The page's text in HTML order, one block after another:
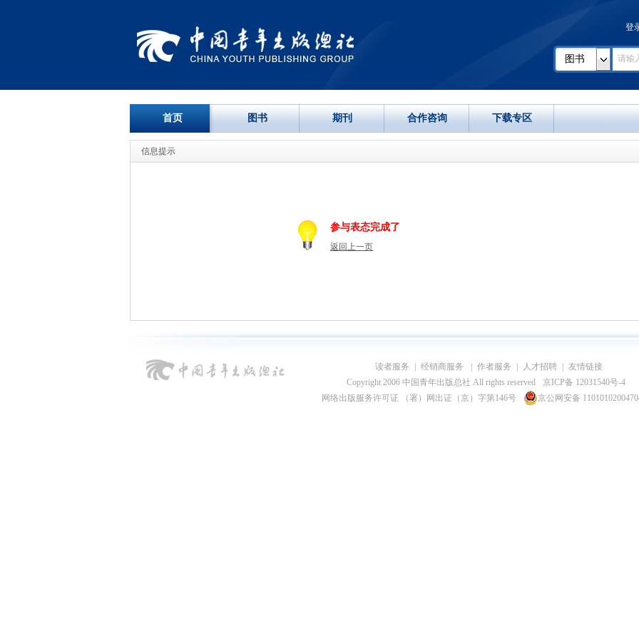
登
图书
首页 图书 期刊 合作咨询 下载专区
信息提示
参与表态完成了
返回上一页
读者服务 经销商服务 作者服务 人才招聘
友情链接
Copyright 2006 中国青年出版总社 All rights reserved
京ICP备 12031540号-4
网络出版服务许可证 （署）网出证（京）字第146号
京公网安备